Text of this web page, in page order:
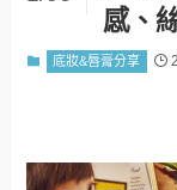
感、
底妝&唇膏分享